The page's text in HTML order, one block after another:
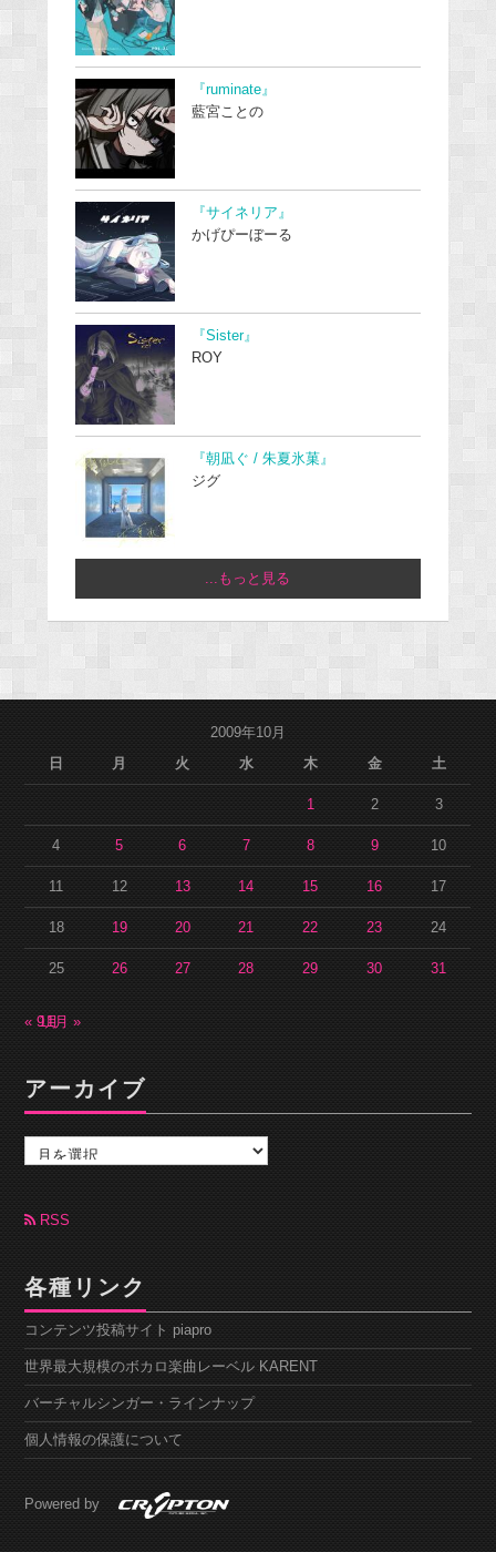
『ruminate』
藍宮ことの
『サイネリア』
かげぴーぼーる
『Sister』
ROY
『朝凪ぐ / 朱夏氷菓』
ジグ
...もっと見る
2009年10月
日
月 火 水 木 金 土
1 2 3
4 5 6 7 8 9 10
11 12 13 14 15 16 17
18 19 20 21 22 23 24
25 26 27 28 29 30 31
« 9月
11月 »
アーカイブ
カ
ブ RSS
各種リンク
コンテンツ投稿サイト piapro
世界最大規模のボカロ楽曲レーベル KARENT
バーチャルシンガー・ラインナップ
個人情報の保護について
Powered by